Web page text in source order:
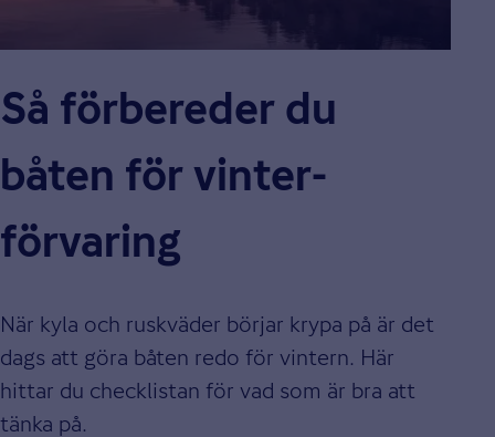
Så förbereder du
båten för vinter­
förvaring
När kyla och ruskväder börjar krypa på är det
dags att göra båten redo för vintern. Här
hittar du checklistan för vad som är bra att
tänka på.